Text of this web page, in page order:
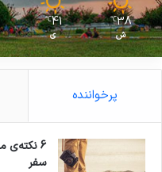
38
℃
ش
41
℃
ی
پرخواننده
6
سفر